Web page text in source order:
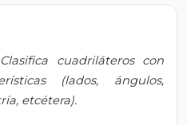
Clasifica cuadriláteros con
(lados, ángulos,
etcétera).